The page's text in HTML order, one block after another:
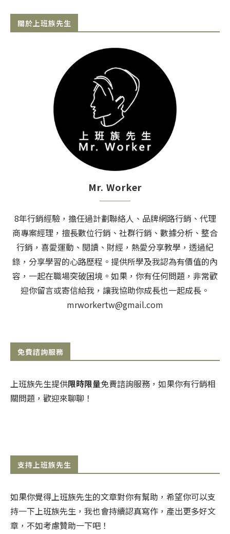
關於上班族先生
Mr. Worker
8年行銷經驗，擔任過計劃聯絡人、品牌網路行銷、代理
商專案經理，擅長數位行銷、社群行銷、數據分析、整合
行銷，喜愛運動、閱讀、財經，熱愛分享教學，透過紀
錄，分享學習的心路歷程。提供所學及我認為有價值的內
容，一起在職場突破困境。如果，你有任何問題，非常歡
迎你留言或寄信給我，讓我協助你成長也一起成長。
mrworkertw@gmail.com
免費諮詢服務
上班族先生提供限時限量免費諮詢服務，如果你有行銷相
關問題，歡迎來聊聊！
支持上班族先生
如果你覺得上班族先生的文章對你有幫助，希望你可以支
持一下上班族先生，我也會持續認真寫作，產出更多好文
章，不如考慮贊助一下吧！